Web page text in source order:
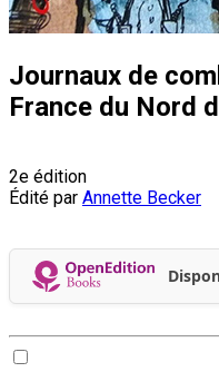
Journaux de
France du Nord
2e édition
Édité par Annette Becker